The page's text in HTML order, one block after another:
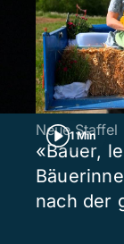
1 Min
Neue Staffel
«Bauer,
nach der